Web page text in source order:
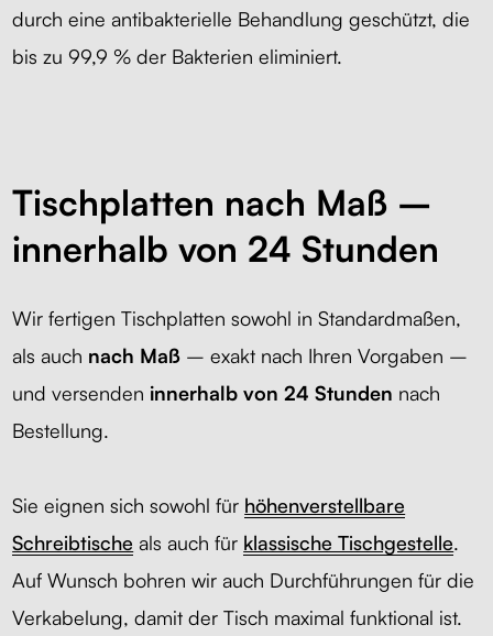
durch eine antibakterielle Behandlung geschützt, die
bis zu 99,9 % der Bakterien eliminiert.
Tischplatten nach Maß –
innerhalb von 24 Stunden
Wir fertigen Tischplatten sowohl in Standardmaßen,
als auch nach Maß – exakt nach Ihren Vorgaben –
und versenden innerhalb von 24 Stunden nach
Bestellung.
Sie eignen sich sowohl für höhenverstellbare
Schreibtische als auch für klassische Tischgestelle.
Auf Wunsch bohren wir auch Durchführungen für die
Verkabelung, damit der Tisch maximal funktional ist.